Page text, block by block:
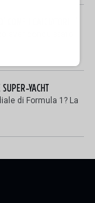
I CALCIATORI..."
aver conquistato
YACHT
di Formula 1? La